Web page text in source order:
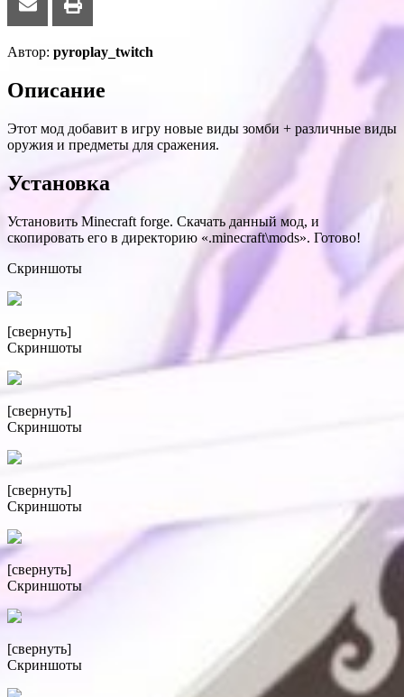
Автор: pyroplay_twitch
Описание
Этот мод добавит в игру новые виды зомби + различные виды
оружия и предметы для сражения.
Установка
Установить Minecraft forge. Скачать данный мод, и
скопировать его в директорию «.minecraft\mods». Готово!
Скриншоты
[свернуть]
Скриншоты
[свернуть]
Скриншоты
[свернуть]
Скриншоты
[свернуть]
Скриншоты
[свернуть]
Скриншоты